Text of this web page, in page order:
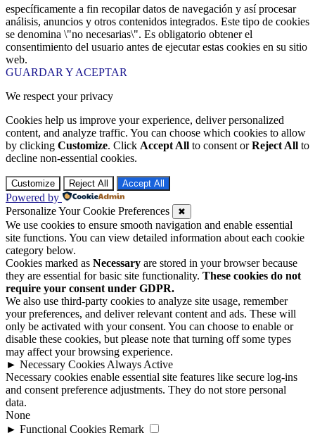
específicamente a fin recopilar datos de navegación y así procesar
análisis, anuncios y otros contenidos integrados. Este tipo de cookies
se denomina \"no necesarias\". Es obligatorio obtener el
consentimiento del usuario antes de ejecutar estas cookies en su sitio
web.
GUARDAR Y ACEPTAR
We respect your privacy
Cookies help us improve your experience, deliver personalized
content, and analyze traffic. You can choose which cookies to allow
by clicking Customize. Click Accept All to consent orReject All to
decline non-essential cookies.
Customize Reject All Accept All
Powered by
Personalize Your Cookie Preferences
✖
We use cookies to ensure smooth navigation and enable essential
site functions. You can view detailed information about each cookie
category below.
Cookies marked as Necessary are stored in your browser because
they are essential for basic site functionality. These cookies do not
require your consent under GDPR.
We also use third-party cookies to analyze site usage, remember
your preferences, and deliver relevant content and ads. These will
only be activated with your consent. You can choose to enable or
disable these cookies, but please note that turning off some types
may affect your browsing experience.
► Necessary Cookies Always Active
Necessary cookies enable essential site features like secure log-ins
and consent preference adjustments. They do not store personal
data.
None
► Functional Cookies Remark